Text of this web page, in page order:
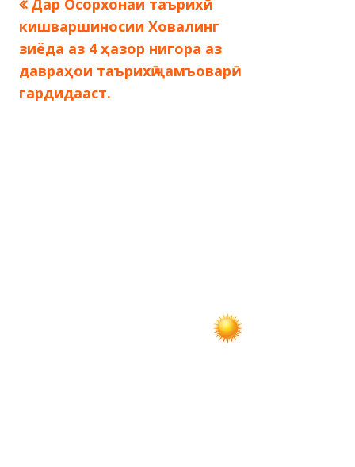
Навигация
по
записям
запись:
Дар Осорхонаи таърихӣ-
кишваршиносии Ховалинг
зиёда аз 4 ҳазор нигора аз
давраҳои таърихӣ ҷамъоварӣ
гардидааст.